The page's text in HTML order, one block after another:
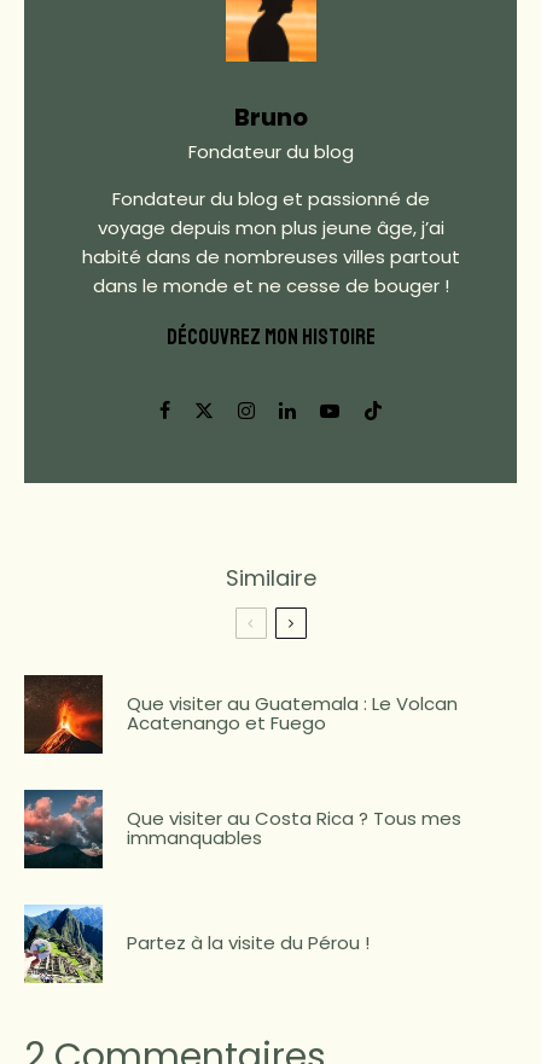
Bruno
Fondateur du blog
Fondateur du blog et passionné de
voyage depuis mon plus jeune âge, j’ai
habité dans de nombreuses villes partout
dans le monde et ne cesse de bouger !
DÉCOUVREZ MON HISTOIRE
Similaire
Que visiter au Guatemala : Le Volcan
Acatenango et Fuego
Que visiter au Costa Rica ? Tous mes
immanquables
Partez à la visite du Pérou !